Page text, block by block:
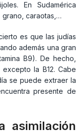
En Sudamérica
caraotas,…
es que las judías
además una gran
B9). De hecho,
la B12. Cabe
se puede extraer la
presente de
asimilación